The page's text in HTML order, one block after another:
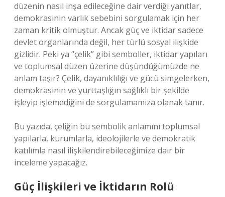
düzenin nasıl inşa edileceğine dair verdiği yanıtlar,
demokrasinin varlık sebebini sorgulamak için her
zaman kritik olmuştur. Ancak güç ve iktidar sadece
devlet organlarında değil, her türlü sosyal ilişkide
gizlidir. Peki ya “çelik” gibi semboller, iktidar yapıları
ve toplumsal düzen üzerine düşündüğümüzde ne
anlam taşır? Çelik, dayanıklılığı ve gücü simgelerken,
demokrasinin ve yurttaşlığın sağlıklı bir şekilde
işleyip işlemediğini de sorgulamamıza olanak tanır.
Bu yazıda, çeliğin bu sembolik anlamını toplumsal
yapılarla, kurumlarla, ideolojilerle ve demokratik
katılımla nasıl ilişkilendirebileceğimize dair bir
inceleme yapacağız.
Güç İlişkileri ve İktidarın Rolü